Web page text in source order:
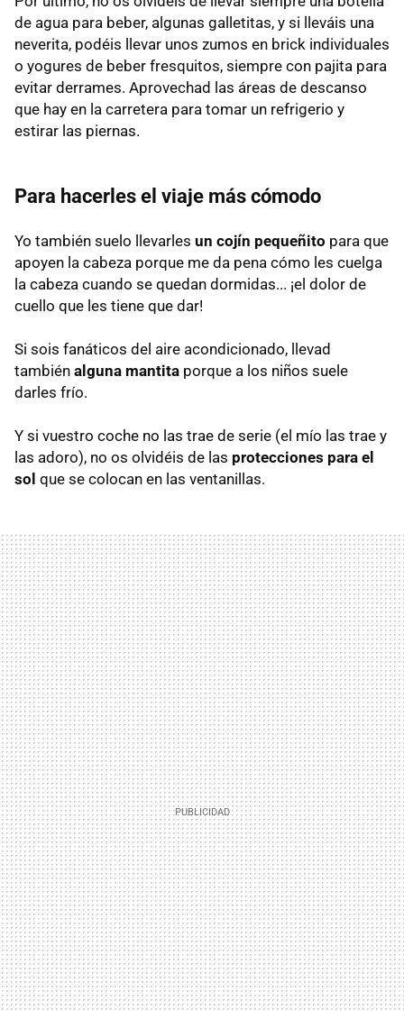
de agua para beber, algunas galletitas, y si lleváis una
neverita, podéis llevar unos zumos en brick individuales
o yogures de beber fresquitos, siempre con pajita para
evitar derrames. Aprovechad las áreas de descanso
que hay en la carretera para tomar un refrigerio y
estirar las piernas.
Para hacerles el viaje más cómodo
Yo también suelo llevarles un cojín pequeñito para que
apoyen la cabeza porque me da pena cómo les cuelga
la cabeza cuando se quedan dormidas... ¡el dolor de
cuello que les tiene que dar!
Si sois fanáticos del aire acondicionado, llevad
también alguna mantita porque a los niños suele
darles frío.
Y si vuestro coche no las trae de serie (el mío las trae y
las adoro), no os olvidéis de las protecciones para el
sol que se colocan en las ventanillas.